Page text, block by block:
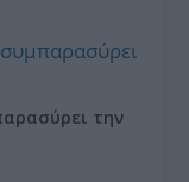
την